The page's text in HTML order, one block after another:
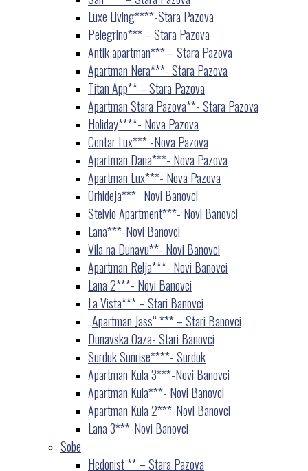
Luxe Living****-Stara Pazova
Pelegrino*** – Stara Pazova
Antik apartman*** – Stara Pazova
Apartman Nera***- Stara Pazova
Titan App** – Stara Pazova
Apartman Stara Pazova**- Stara Pazova
Holiday****- Nova Pazova
Centar Lux*** -Nova Pazova
Apartman Dana***- Nova Pazova
Apartman Lux***- Nova Pazova
Orhideja*** −Novi Banovci
Stelvio Apartment***- Novi Banovci
Lana***-Novi Banovci
Vila na Dunavu**- Novi Banovci
Apartman Relja***- Novi Banovci
Lana 2***- Novi Banovci
La Vista*** – Stari Banovci
„Apartman Jass“ *** – Stari Banovci
Dunavska Oaza- Stari Banovci
Surduk Sunrise****- Surduk
Apartman Kula 3***-Novi Banovci
Apartman Kula***- Novi Banovci
Apartman Kula 2***-Novi Banovci
Lana 3***-Novi Banovci
Sobe
Hedonist ** – Stara Pazova